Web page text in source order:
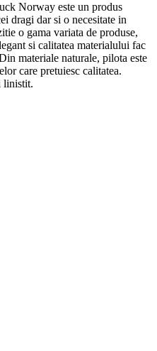
Norway este un produs
dragi dar si o necesitate in
o gama variata de produse,
si calitatea materialului fac
materiale naturale, pilota este
care pretuiesc calitatea.
linistit.